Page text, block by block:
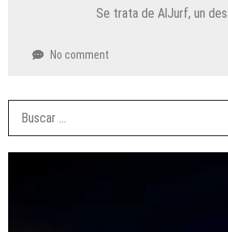
Se trata de AlJurf, un
No comment